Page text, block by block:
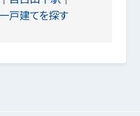
戸建てを探す